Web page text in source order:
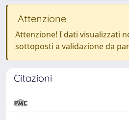
Attenzione
Attenzione! I dati visualizzati
sottoposti a validazione da
Citazioni